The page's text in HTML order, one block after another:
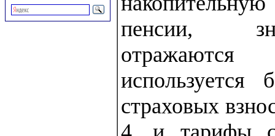
пенсии,
используется
страховых